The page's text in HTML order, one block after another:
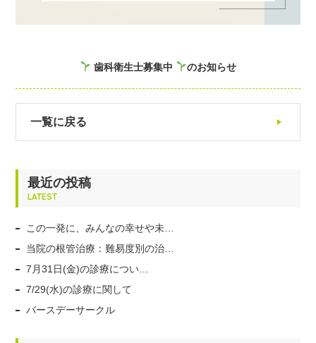
歯科衛生士募集中 のお知らせ
一覧に戻る
最近の投稿
LATEST
この一発に、みんなの幸せや未…
当院の根管治療：難易度別の治…
7月31日(金)の診療につい…
7/29(水)の診療に関して
バースデーサークル